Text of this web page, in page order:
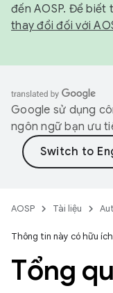
đến AOSP. Để biết
thay đổi đối với
Google sử dụng
ngôn ngữ bạn ưu
AOSP Tài liệu
Thông tin này có hữu
Tổng